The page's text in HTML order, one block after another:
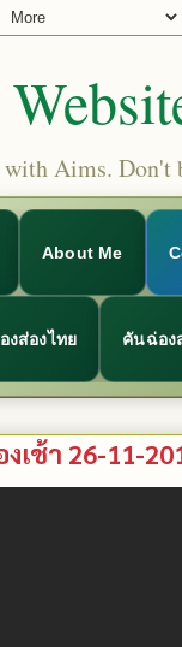
Aims. Don't
About Me
งส่องไทย คันฉ่อง
งเช้า 26-11-